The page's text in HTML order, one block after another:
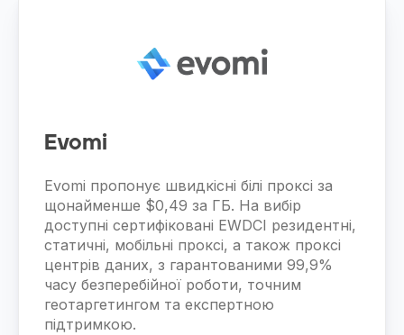
Evomi
Evomi пропонує швидкісні білі проксі за
щонайменше $0,49 за ГБ. На вибір
доступні сертифіковані EWDCI резидентні,
статичні, мобільні проксі, а також проксі
центрів даних, з гарантованими 99,9%
часу безперебійної роботи, точним
геотаргетингом та експертною
підтримкою.